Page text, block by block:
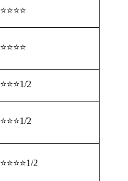
⭐⭐⭐⭐
⭐⭐⭐⭐
⭐⭐⭐1/2
⭐⭐⭐1/2
⭐⭐⭐⭐1/2